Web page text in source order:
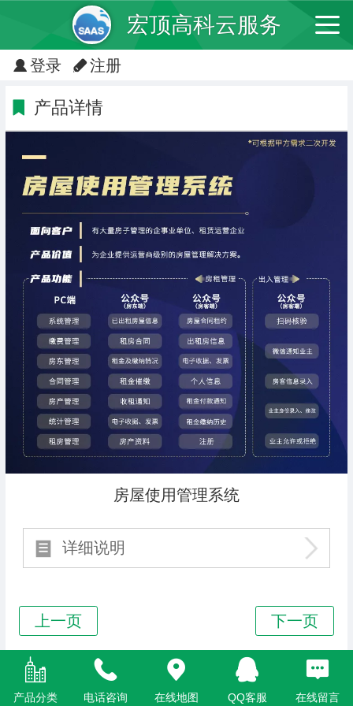
宏顶高科云服务
登录 注册
产品详情
房屋使用管理系统
详细说明
Top
产品分类 电话咨询 在线地图 QQ客服 在线留言